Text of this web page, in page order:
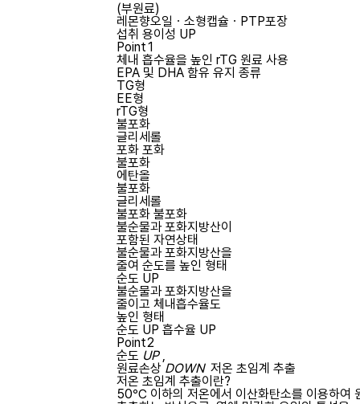
(부원료)
레몬향오일ㆍ소형캡슐ㆍPTP포장
섭취 용이성 UP
Point1
체내 흡수율을 높인 rTG 원료 사용
EPA 및 DHA 함유 유지 종류
TG형
EE형
rTG형
불포화
글리세롤
포화 포화
불포화
에탄올
불포화
글리세롤
불포화 불포화
불순물과 포화지방산이
포함된 자연상태
불순물과 포화지방산을
줄여 순도를 높인 형태
순도 UP
불순물과 포화지방산을
줄이고 체내흡수율도
높인 형태
순도 UP 흡수율 UP
Point2
순도 UP ,
원료손상 DOWN 저온 초임계 추출
저온 초임계 추출이란?
50℃ 이하의 저온에서 이산화탄소를 이용하여